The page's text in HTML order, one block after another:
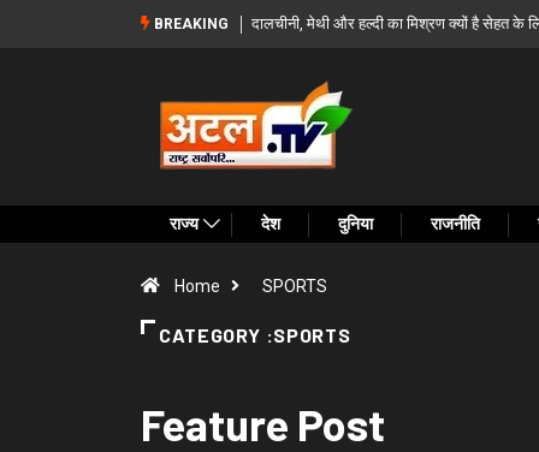
BREAKING
जानिए 5 बड़े लाभ और सेवन का सही तरीकाबस्तर के दूरस्थ गांवों को सड़क से जोड़ने की पहल,
राज्य देश दुनिया राजनीति
Home SPORTS
CATEGORY :SPORTS
Feature Post